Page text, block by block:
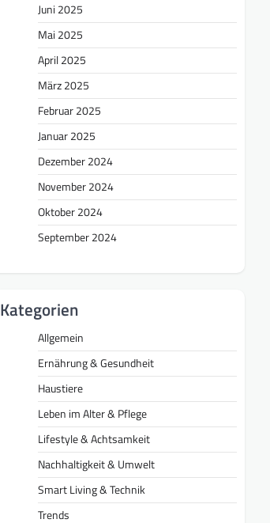
Juni 2025
Mai 2025
April 2025
März 2025
Februar 2025
Januar 2025
Dezember 2024
November 2024
Oktober 2024
September 2024
Kategorien
Allgemein
Ernährung & Gesundheit
Haustiere
Leben im Alter & Pflege
Lifestyle & Achtsamkeit
Nachhaltigkeit & Umwelt
Smart Living & Technik
Trends